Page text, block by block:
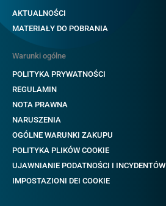
AKTUALNOŚCI
MATERIAŁY DO POBRANIA
Warunki ogólne
POLITYKA PRYWATNOŚCI
REGULAMIN
NOTA PRAWNA
NARUSZENIA
OGÓLNE WARUNKI ZAKUPU
POLITYKA PLIKÓW COOKIE
UJAWNIANIE PODATNOŚCI I INCYDENTÓW
IMPOSTAZIONI DEI COOKIE